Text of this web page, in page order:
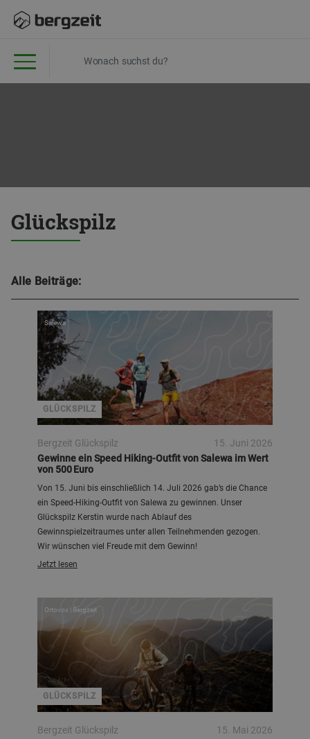
Glückspilz
Alle Beiträge:
GLÜCKSPILZ
Salewa
Bergzeit Glückspilz
15. Juni 2026
Gewinne ein Speed Hiking-Outfit von Salewa im Wert
von 500 Euro
Von 15. Juni bis einschließlich 14. Juli 2026 gab’s die Chance
ein Speed-Hiking-Outfit von Salewa zu gewinnen. Unser
Glückspilz Kerstin wurde nach Ablauf des
Gewinnspielzeitraumes unter allen Teilnehmenden gezogen.
Wir wünschen viel Freude mit dem Gewinn!
Jetzt lesen
GLÜCKSPILZ
Ortovox | Bergzeit
Bergzeit Glückspilz
15. Mai 2026